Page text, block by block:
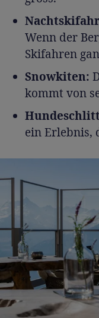
Wenn der
Skifahren
Snowkiten:
kommt von
ein Erlebnis,